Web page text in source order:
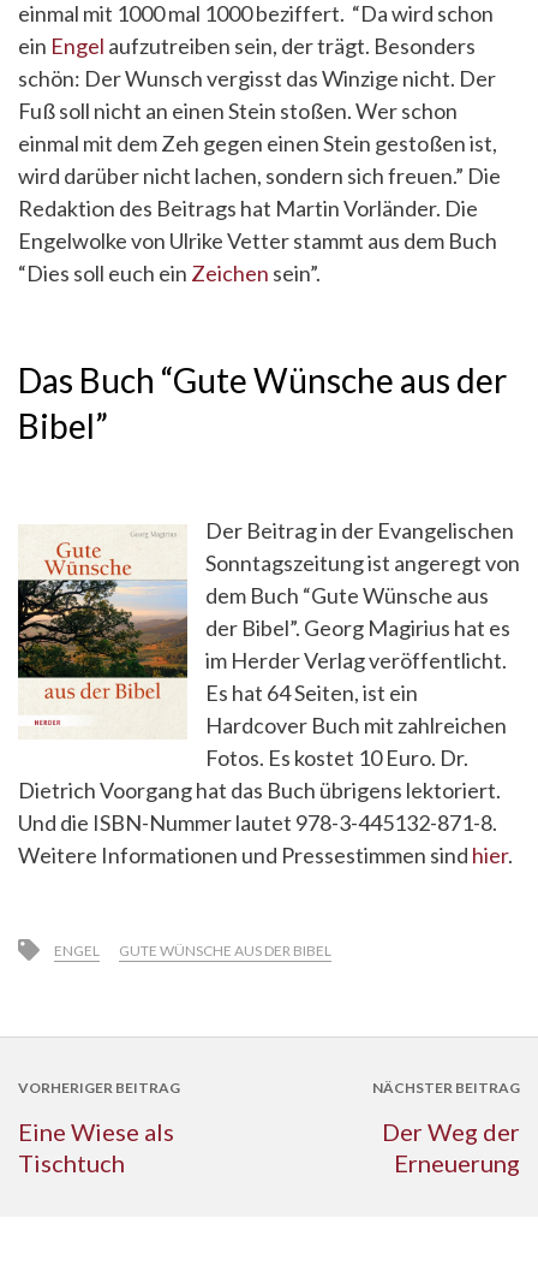
einmal mit 1000 mal 1000 beziffert. “Da wird schon
ein Engel aufzutreiben sein, der trägt. Besonders
schön: Der Wunsch vergisst das Winzige nicht. Der
Fuß soll nicht an einen Stein stoßen. Wer schon
einmal mit dem Zeh gegen einen Stein gestoßen ist,
wird darüber nicht lachen, sondern sich freuen.” Die
Redaktion des Beitrags hat Martin Vorländer. Die
Engelwolke von Ulrike Vetter stammt aus dem Buch
“Dies soll euch ein Zeichen sein”.
Das Buch “Gute Wünsche aus der
Bibel”
Der Beitrag in der Evangelischen
Sonntagszeitung ist angeregt von
dem Buch “Gute Wünsche aus
der Bibel”. Georg Magirius hat es
im Herder Verlag veröffentlicht.
Es hat 64 Seiten, ist ein
Hardcover Buch mit zahlreichen
Fotos. Es kostet 10 Euro. Dr.
Dietrich Voorgang hat das Buch übrigens lektoriert.
Und die ISBN-Nummer lautet 978-3-445132-871-8.
Weitere Informationen und Pressestimmen sind hier.
ENGEL GUTE WÜNSCHE AUS DER BIBEL
VORHERIGER BEITRAG
Eine Wiese als
Tischtuch
NÄCHSTER BEITRAG
Der Weg der
Erneuerung